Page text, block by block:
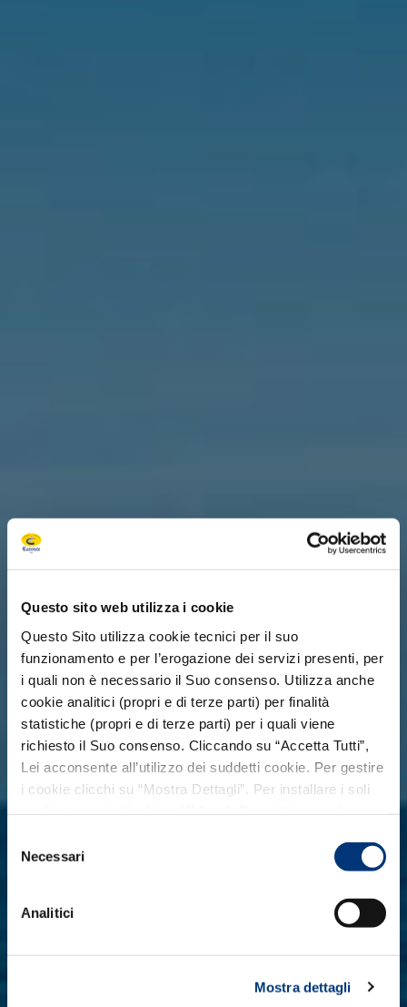
Questo sito web utilizza i cookie
Questo Sito utilizza cookie tecnici per il suo
funzionamento e per l’erogazione dei servizi presenti, per
i quali non è necessario il Suo consenso. Utilizza anche
cookie analitici (propri e di terze parti) per finalità
statistiche (propri e di terze parti) per i quali viene
richiesto il Suo consenso. Cliccando su “Accetta Tutti”,
Lei acconsente all’utilizzo dei suddetti cookie. Per gestire
i cookie clicchi su “Mostra Dettagli”. Per installare i soli
espresse, clicchi sull’icona
posizionata in basso a
delNecessari
Analitici
Mostra dettagli
Ampliamo i nostri
orizzonti dal 1964
IMPEGNO.